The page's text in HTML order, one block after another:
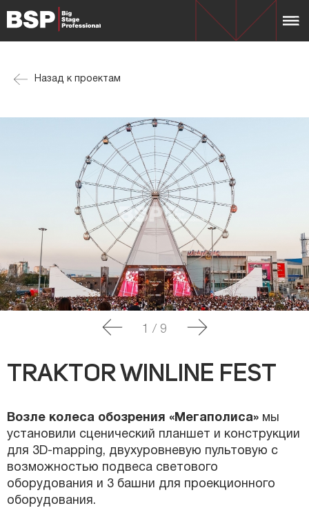
Назад к проектам
1 / 9
TRAKTOR WINLINE FEST
Возле колеса обозрения «Мегаполиса» мы
установили сценический планшет и конструкции
для 3D-mapping, двухуровневую пультовую с
возможностью подвеса светового
оборудования и 3 башни для проекционного
оборудования.